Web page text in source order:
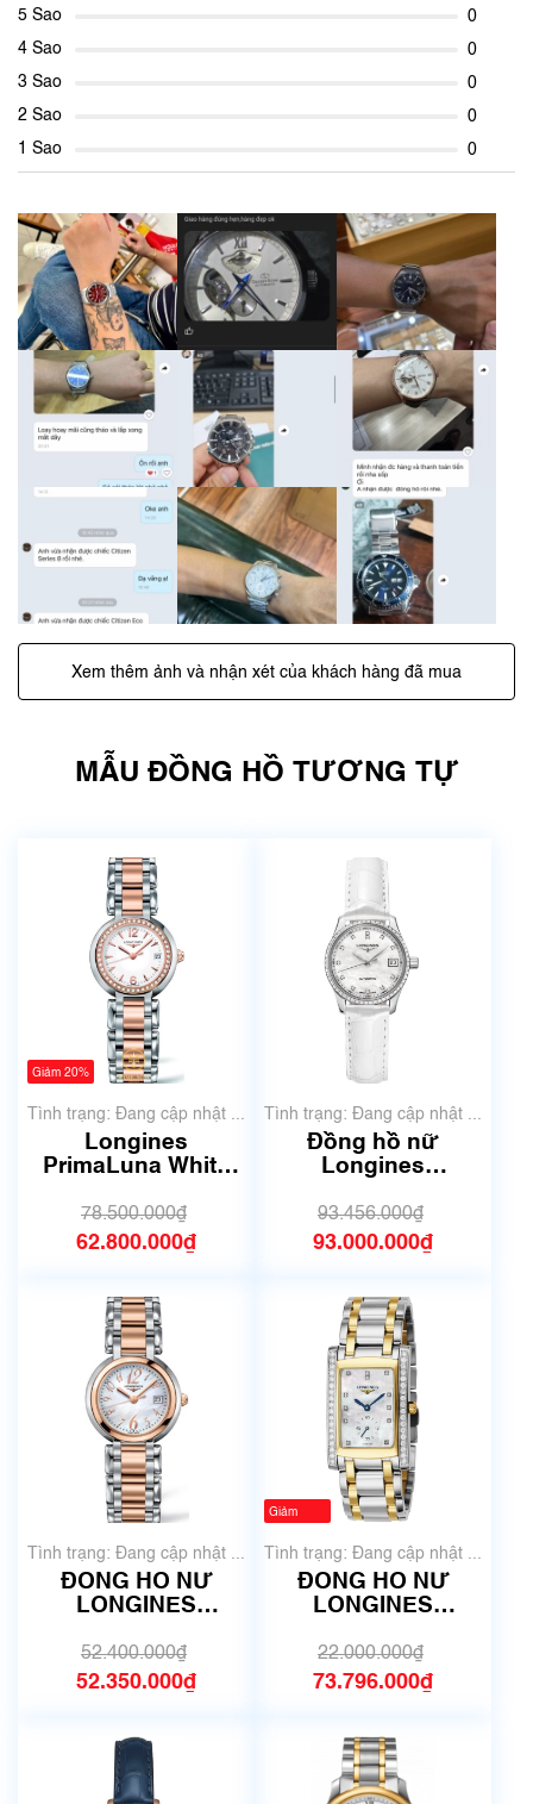
5 Sao
0
4 Sao
0
3 Sao
0
2 Sao
0
1 Sao
0
Xem thêm ảnh và nhận xét của khách hàng đã mua
MẪU ĐỒNG HỒ TƯƠNG TỰ
Giảm 20%
Tình trạng: Đang cập nhật ...
Longines
PrimaLuna White
Ladies Watch
L8.110.5.19.6 | Size
78.500.000₫
62.800.000₫
Tình trạng: Đang cập nhật ...
Đồng hồ nữ
Longines
25.5mm
93.456.000₫
93.000.000₫
Tình trạng: Đang cập nhật ...
ĐỒNG HỒ NỮ
LONGINES
30mm
52.400.000₫
52.350.000₫
Giảm
Tình trạng: Đang cập nhật ...
ĐỒNG HỒ NỮ
LONGINES
26,5mm
22.000.000₫
73.796.000₫